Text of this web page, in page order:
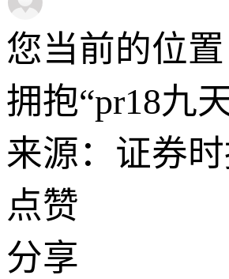
您当前的位置
拥抱“pr18九
来源：证券
点赞
分享